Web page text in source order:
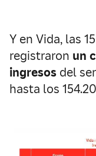
Y en Vida, las
registraron un
ingresos del
hasta los